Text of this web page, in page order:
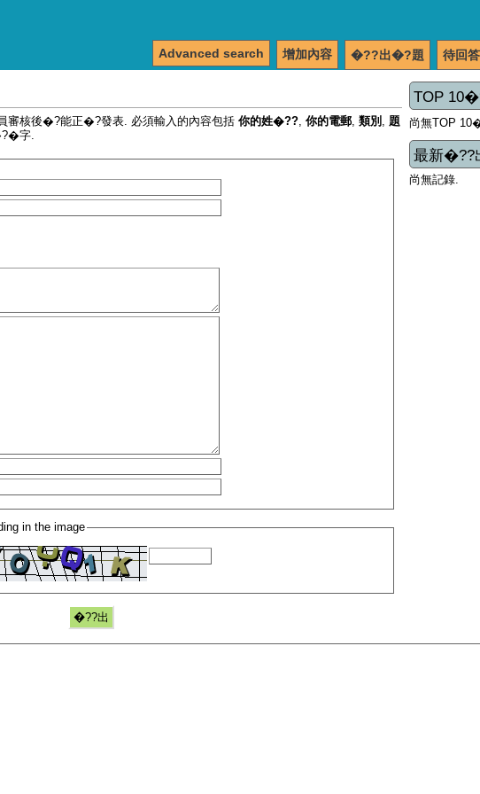
待回
�??出�?題
增加內容
Advanced search
TOP
尚無TOP
最新�??
尚無記錄.
核後�?能正�?發表. 必須輸入的內容包括 你的姓�?? 你的電郵 類別
題
字.
in the image